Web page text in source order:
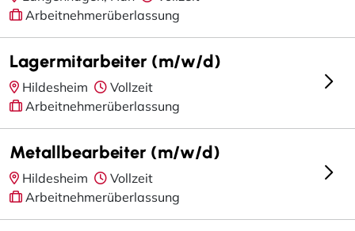
Arbeitnehmerüberlassung
Lagermitarbeiter (m/w/d)
Hildesheim
Vollzeit
Arbeitnehmerüberlassung
Metallbearbeiter (m/w/d)
Hildesheim
Vollzeit
Arbeitnehmerüberlassung